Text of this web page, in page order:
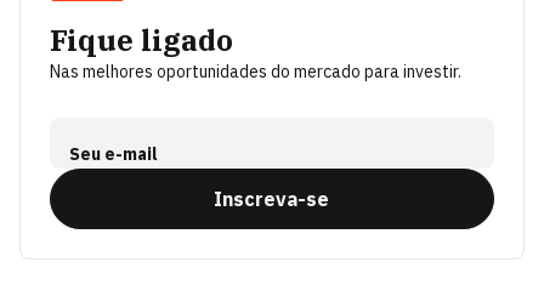
Fique ligado
Nas melhores oportunidades do mercado para investir.
Seu e-mail
Inscreva-se